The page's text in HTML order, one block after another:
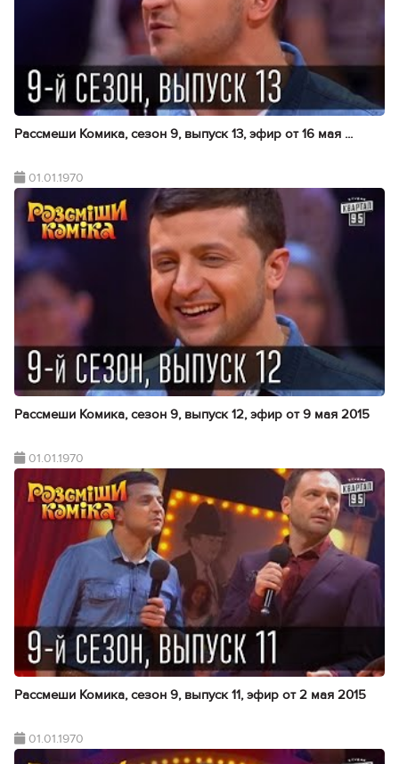
Рассмеши Комика, сезон 9, выпуск 13, эфир от 16 мая ...
01.01.1970
Рассмеши Комика, сезон 9, выпуск 12, эфир от 9 мая 2015
01.01.1970
Рассмеши Комика, сезон 9, выпуск 11, эфир от 2 мая 2015
01.01.1970